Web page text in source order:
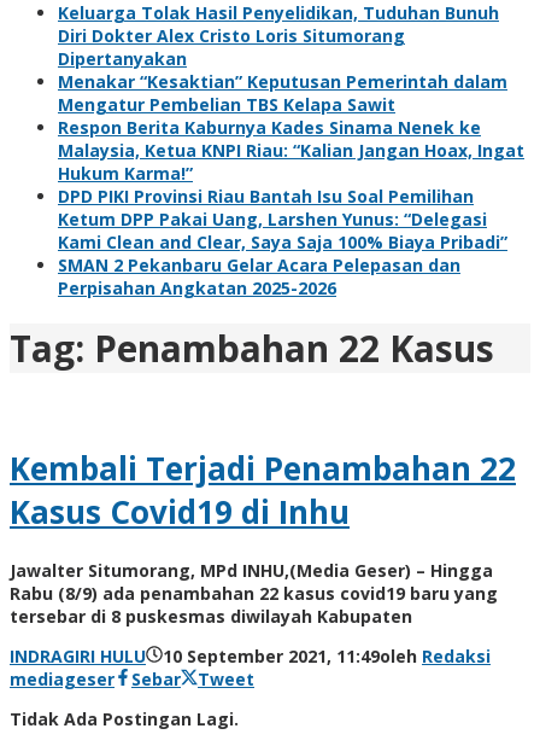
Keluarga Tolak Hasil Penyelidikan, Tuduhan Bunuh
Diri Dokter Alex Cristo Loris Situmorang
Dipertanyakan
Menakar “Kesaktian” Keputusan Pemerintah dalam
Mengatur Pembelian TBS Kelapa Sawit
Respon Berita Kaburnya Kades Sinama Nenek ke
Malaysia, Ketua KNPI Riau: “Kalian Jangan Hoax, Ingat
Hukum Karma!”
DPD PIKI Provinsi Riau Bantah Isu Soal Pemilihan
Ketum DPP Pakai Uang, Larshen Yunus: “Delegasi
Kami Clean and Clear, Saya Saja 100% Biaya Pribadi”
SMAN 2 Pekanbaru Gelar Acara Pelepasan dan
Perpisahan Angkatan 2025-2026
Tag: Penambahan 22 Kasus
Kembali Terjadi Penambahan 22
Kasus Covid19 di Inhu
Jawalter Situmorang, MPd INHU,(Media Geser) – Hingga
Rabu (8/9) ada penambahan 22 kasus covid19 baru yang
tersebar di 8 puskesmas diwilayah Kabupaten
INDRAGIRI HULU
10 September 2021, 11:49oleh Redaksi
mediageser
Sebar
Tweet
Tidak Ada Postingan Lagi.